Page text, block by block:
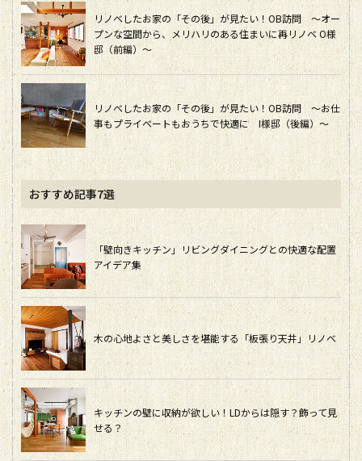
リノベしたお家の「その後」が見たい！OB訪問 ～オー
プンな空間から、メリハリのある住まいに再リノベ O様
邸（前編）～
リノベしたお家の「その後」が見たい！OB訪問 ～お仕
事もプライベートもおうちで快適に I様邸（後編）～
おすすめ記事7選
「壁向きキッチン」リビングダイニングとの快適な配置
アイデア集
木の心地よさと美しさを堪能する「板張り天井」リノベ
キッチンの壁に収納が欲しい！LDからは隠す？飾って見
せる？